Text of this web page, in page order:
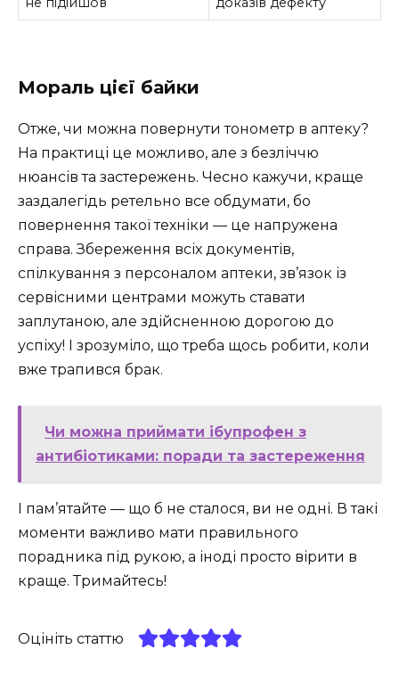
Мораль цієї байки
Отже, чи можна повернути тонометр в аптеку?
На практиці це можливо, але з безліччю
нюансів та застережень. Чесно кажучи, краще
заздалегідь ретельно все обдумати, бо
повернення такої техніки — це напружена
справа. Збереження всіх документів,
спілкування з персоналом аптеки, зв’язок із
сервісними центрами можуть ставати
заплутаною, але здійсненною дорогою до
успіху! І зрозуміло, що треба щось робити, коли
вже трапився брак.
Чи можна приймати ібупрофен з
антибіотиками: поради та застереження
І пам’ятайте — що б не сталося, ви не одні. В такі
моменти важливо мати правильного
порадника під рукою, а іноді просто вірити в
краще. Тримайтесь!
Оцініть статтю